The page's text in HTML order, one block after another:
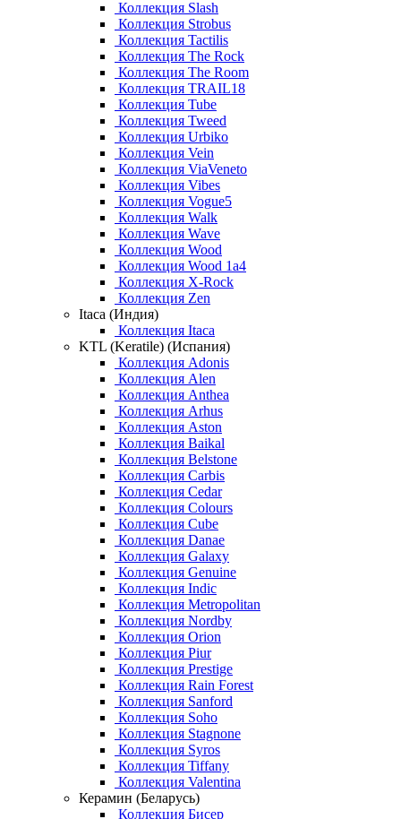
Коллекция Slash
Коллекция Strobus
Коллекция Tactilis
Коллекция The Rock
Коллекция The Room
Коллекция TRAIL18
Коллекция Tube
Коллекция Tweed
Коллекция Urbiko
Коллекция Vein
Коллекция ViaVeneto
Коллекция Vibes
Коллекция Vogue5
Коллекция Walk
Коллекция Wave
Коллекция Wood
Коллекция Wood 1a4
Коллекция X-Rock
Коллекция Zen
Itaca (Индия)
Коллекция Itaca
KTL (Keratile) (Испания)
Коллекция Adonis
Коллекция Alen
Коллекция Anthea
Коллекция Arhus
Коллекция Aston
Коллекция Baikal
Коллекция Belstone
Коллекция Carbis
Коллекция Cedar
Коллекция Colours
Коллекция Cube
Коллекция Danae
Коллекция Galaxy
Коллекция Genuine
Коллекция Indic
Коллекция Metropolitan
Коллекция Nordby
Коллекция Orion
Коллекция Piur
Коллекция Prestige
Коллекция Rain Forest
Коллекция Sanford
Коллекция Soho
Коллекция Stagnone
Коллекция Syros
Коллекция Tiffany
Коллекция Valentina
Керамин (Беларусь)
Коллекция Бисер